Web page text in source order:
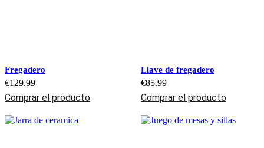
Fregadero
€129.99
Comprar el producto
Llave de fregadero
€85.99
Comprar el producto